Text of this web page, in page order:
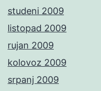
studeni 2009
listopad 2009
rujan 2009
kolovoz 2009
srpanj 2009